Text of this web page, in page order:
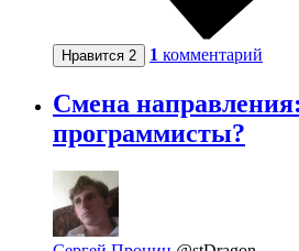
Нравится 2 1 комментарий
Смена
программисты?